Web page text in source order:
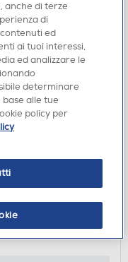
Pixel 10A-
anche di terze
di
ed
ai tuoi interessi,
ed analizzare le
determinare
alle tue
policy per